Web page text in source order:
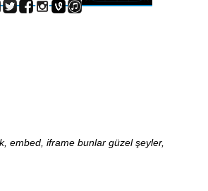
embed, iframe bunlar güzel şeyler,